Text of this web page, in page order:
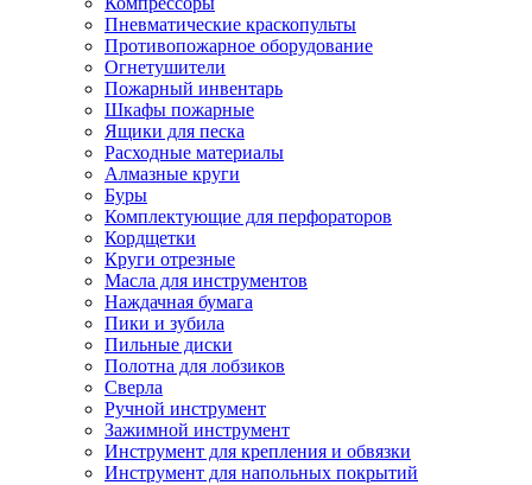
Пневматические краскопульты
Противопожарное оборудование
Огнетушители
Пожарный инвентарь
Шкафы пожарные
Ящики для песка
Расходные материалы
Алмазные круги
Буры
Комплектующие для перфораторов
Кордщетки
Круги отрезные
Масла для инструментов
Наждачная бумага
Пики и зубила
Пильные диски
Полотна для лобзиков
Сверла
Ручной инструмент
Зажимной инструмент
Инструмент для крепления и обвязки
Инструмент для напольных покрытий